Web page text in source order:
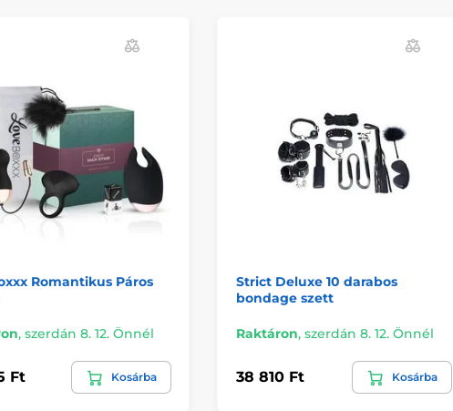
Romantikus Páros
, szerdán 8. 12. Önnél
Ft Kosárba
Strict Deluxe 10 darabos
bondage szett
Raktáron, szerdán 8. 12. Önnél
38 810 Ft Kosárba